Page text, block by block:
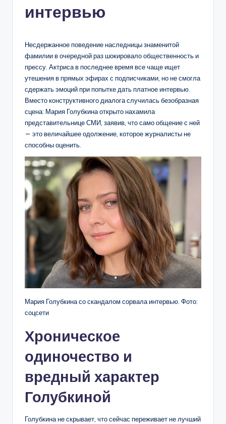
интервью
Несдержанное поведение наследницы знаменитой
фамилии в очередной раз шокировало общественность и
прессу. Актриса в последнее время все чаще ищет
утешения в прямых эфирах с подписчиками, но не смогла
сдержать эмоций при попытке дать платное интервью.
Вместо конструктивного диалога случилась безобразная
сцена: Мария Голубкина открыто нахамила
представительнице СМИ, заявив, что само общение с ней
— это величайшее одолжение, которое журналисты не
способны оценить.
Мария Голубкина со скандалом сорвала интервью. Фото:
соцсети
Хроническое
одиночество и
вредный характер
Голубкиной
Голубкина не скрывает, что сейчас переживает не лучший